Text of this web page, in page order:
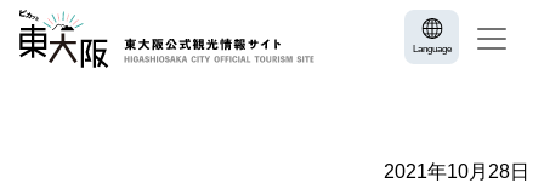
Language
2021年10月28日